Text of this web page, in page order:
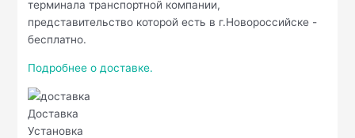
терминала транспортной компании,
представительство которой есть в г.Новороссийске -
бесплатно.
Подробнее о доставке.
Доставка
Установка